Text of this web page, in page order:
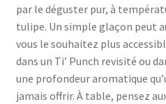
par le déguster pur, à
tulipe. Un simple glaçon peut
vous le souhaitez plus
dans un Ti’ Punch revisité ou
une profondeur aromatique
jamais offrir. À table, pensez